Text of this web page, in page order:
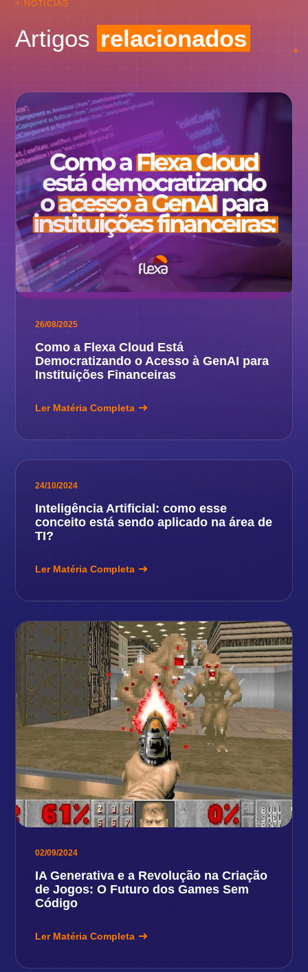
+ NOTÍCIAS
Artigos relacionados
26/08/2025
Como a Flexa Cloud Está
Democratizando o Acesso à GenAI para
Instituições Financeiras
Ler Matéria Completa
24/10/2024
Inteligência Artificial: como esse
conceito está sendo aplicado na área de
TI?
Ler Matéria Completa
02/09/2024
IA Generativa e a Revolução na Criação
de Jogos: O Futuro dos Games Sem
Código
Ler Matéria Completa